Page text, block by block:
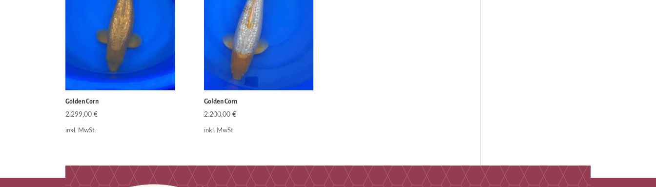
Golden Corn
2.299,00€
inkl. MwSt.
Golden Corn
2.200,00 €
inkl. MwSt.